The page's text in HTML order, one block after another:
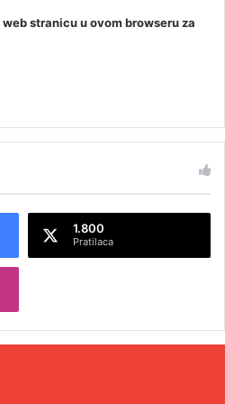
stranicu u ovom browseru za
1.800
Pratilaca